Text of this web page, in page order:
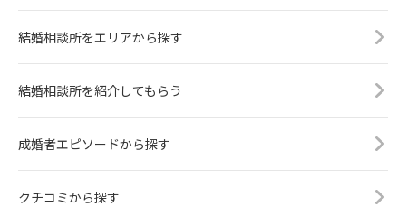
結婚相談所をエリアから探す
結婚相談所を紹介してもらう
成婚者エピソードから探す
クチコミから探す